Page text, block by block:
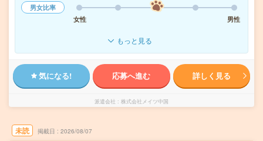
男女比率
女性
男性
もっと見る
気になる! 応募へ進む 詳しく見る
派遣会社 株式会社メイツ中国
未読 掲載日 2026/08/07